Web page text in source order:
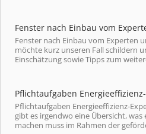
Fenster nach Einbau vom
Fenster nach Einbau vom Experten
möchte kurz unseren Fall schildern
Einschätzung sowie Tipps zum
Pflichtaufgaben Energieeffizienz-
Pflichtaufgaben Energieeffizienz-
gibt es irgendwo eine Übersicht, was
machen muss im Rahmen der